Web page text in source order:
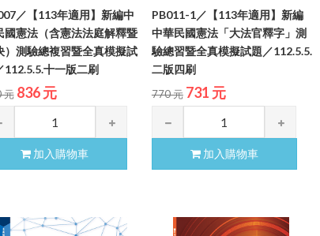
／【113年適用】新編中
國憲法（含憲法法庭解釋暨
）測驗總複習暨全真模擬試
112.5.5.十一版二刷
元 836 元
加入購物車
PB011-1／【113年適用】新編
中華民國憲法「大法官釋字」測
驗總習暨全真模擬試題／112.5.5.
二版四刷
770 元 731 元
加入購物車